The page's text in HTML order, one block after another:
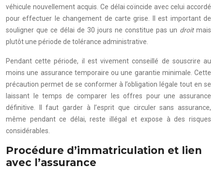
véhicule nouvellement acquis. Ce délai coïncide avec celui accordé
pour effectuer le changement de carte grise. Il est important de
souligner que ce délai de 30 jours ne constitue pas un droit mais
plutôt une période de tolérance administrative.
Pendant cette période, il est vivement conseillé de souscrire au
moins une assurance temporaire ou une garantie minimale. Cette
précaution permet de se conformer à l’obligation légale tout en se
laissant le temps de comparer les offres pour une assurance
définitive. Il faut garder à l’esprit que circuler sans assurance,
même pendant ce délai, reste illégal et expose à des risques
considérables.
Procédure d’immatriculation et lien
avec l’assurance